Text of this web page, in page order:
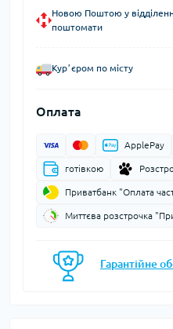
Новою Поштою у
поштомати
Курʼєром по місту
Оплата
ApplePay
готівкою
Приватбанк "Оплата
Миттєва розстрочка
Гарантійне